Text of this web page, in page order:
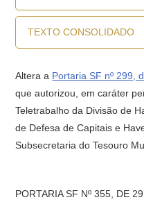
TEXTO CONSOLIDADO
Altera a Portaria SF nº 299,
que autorizou, em caráter
Teletrabalho da Divisão de
de Defesa de Capitais e
Subsecretaria do Tesouro
PORTARIA SF Nº 355, DE